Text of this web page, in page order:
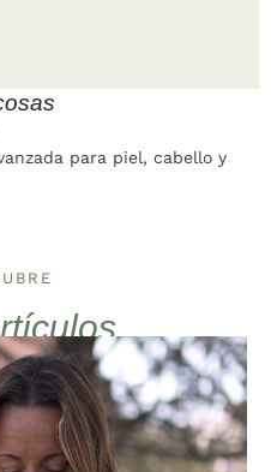
para piel, cabello y